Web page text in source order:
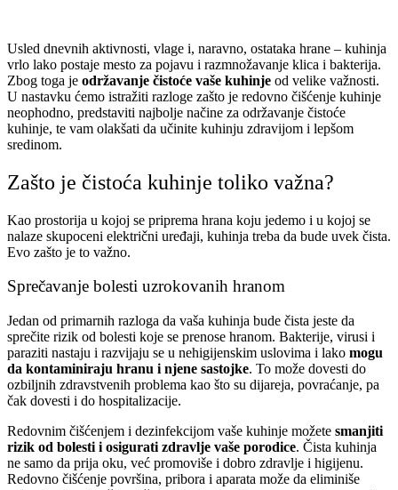
Usled dnevnih aktivnosti, vlage i, naravno, ostataka hrane – kuhinja
vrlo lako postaje mesto za pojavu i razmnožavanje klica i bakterija.
Zbog toga je održavanje čistoće vaše kuhinje od velike važnosti.
U nastavku ćemo istražiti razloge zašto je redovno čišćenje kuhinje
neophodno, predstaviti najbolje načine za održavanje čistoće
kuhinje, te vam olakšati da učinite kuhinju zdravijom i lepšom
sredinom.
Zašto je čistoća kuhinje toliko važna?
Kao prostorija u kojoj se priprema hrana koju jedemo i u kojoj se
nalaze skupoceni električni uređaji, kuhinja treba da bude uvek čista.
Evo zašto je to važno.
Sprečavanje bolesti uzrokovanih hranom
Jedan od primarnih razloga da vaša kuhinja bude čista jeste da
sprečite rizik od bolesti koje se prenose hranom. Bakterije, virusi i
paraziti nastaju i razvijaju se u nehigijenskim uslovima i lako mogu
da kontaminiraju hranu i njene sastojke. To može dovesti do
ozbiljnih zdravstvenih problema kao što su dijareja, povraćanje, pa
čak dovesti i do hospitalizacije.
Redovnim čišćenjem i dezinfekcijom vaše kuhinje možete smanjiti
rizik od bolesti i osigurati zdravlje vaše porodice. Čista kuhinja
ne samo da prija oku, već promoviše i dobro zdravlje i higijenu.
Redovno čišćenje površina, pribora i aparata može da eliminiše